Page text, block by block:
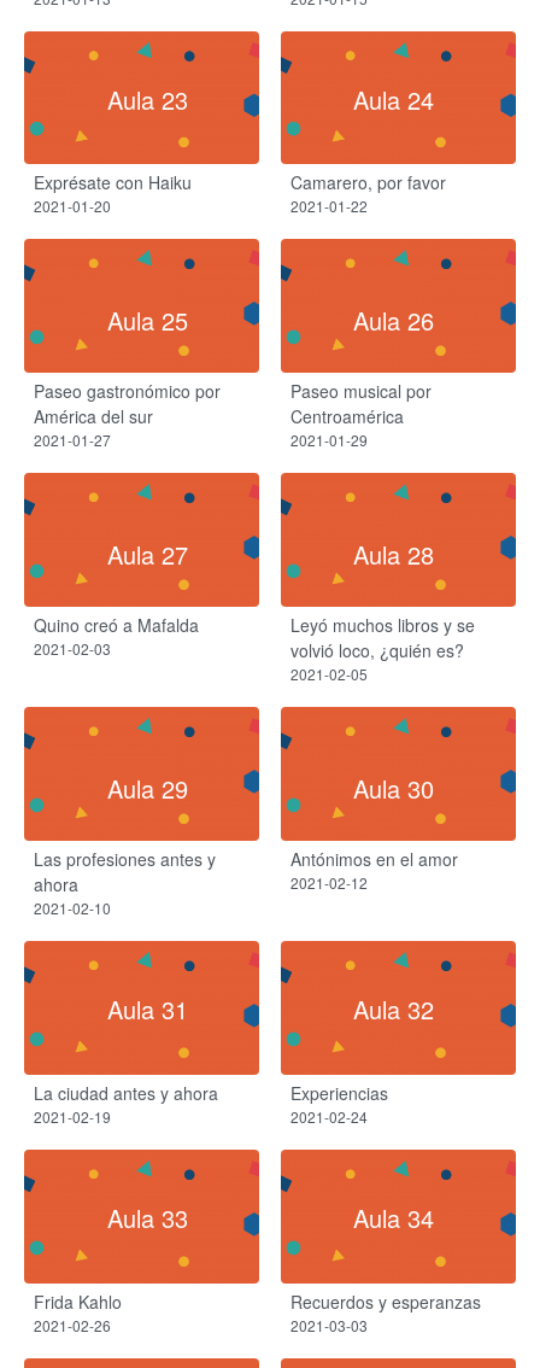
Aula 23
Exprésate con Haiku
2021-01-20
Aula 24
Camarero, por favor
2021-01-22
Aula 25
Paseo gastronómico por
América del sur
2021-01-27
Aula 26
Paseo musical por
Centroamérica
2021-01-29
Aula 27
Quino creó a Mafalda
2021-02-03
Aula 28
Leyó muchos libros y se
volvió loco, ¿quién es?​
2021-02-05
Aula 29
Las profesiones antes y
ahora​
2021-02-10
Aula 30
Antónimos en el amor
2021-02-12
Aula 31
La ciudad antes y ahora
2021-02-19
Aula 32
Experiencias
2021-02-24
Aula 33
Frida Kahlo
2021-02-26
Aula 34
Recuerdos y esperanzas
2021-03-03